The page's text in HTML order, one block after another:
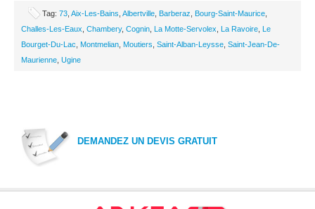
Tag: 73 Aix-Les-Bains Albertville Barberaz Bourg-Saint-Maurice
Challes-Les-Eaux Chambery, Cognin La Motte-Servolex La Ravoire Le
Bourget-Du-Lac
Montmelian Moutiers Saint-Alban-Leysse Saint-Jean-De-
Maurienne Ugine
DEMANDEZ UN DEVIS GRATUIT